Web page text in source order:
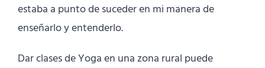
estaba a punto de suceder en mi manera de
enseñarlo y entenderlo.
Dar clases de Yoga en una zona rural puede